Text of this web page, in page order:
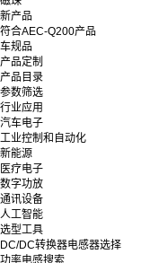
新产品
符合AEC-Q200产品
车规品
产品定制
产品目录
参数筛选
行业应用
汽车电子
工业控制和自动化
新能源
医疗电子
数字功放
通讯设备
人工智能
选型工具
DC/DC转换器电感器选择
功率电感搜索